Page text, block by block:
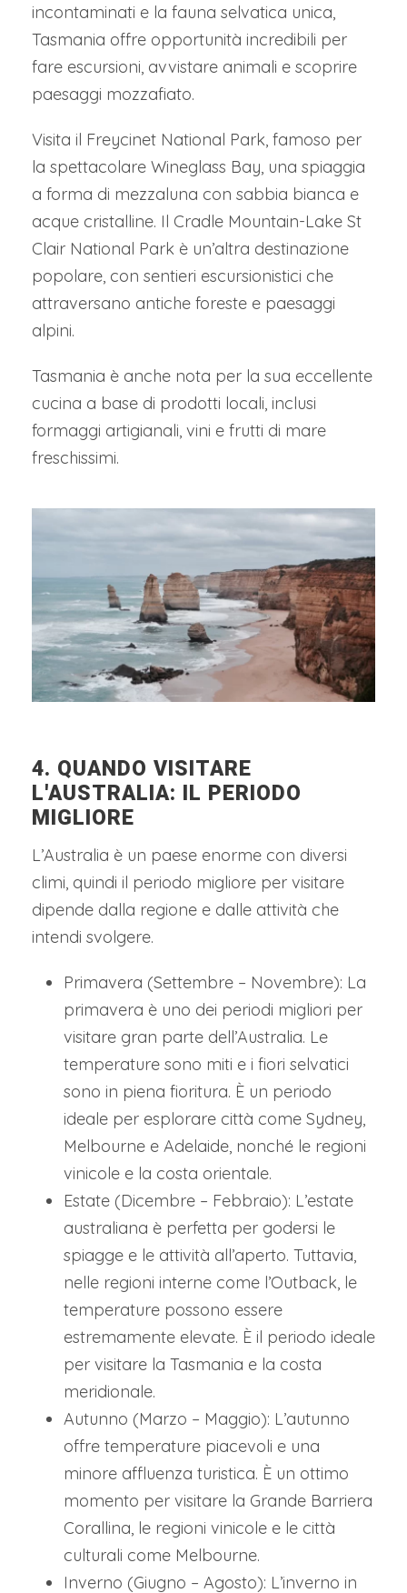
incontaminati e la fauna selvatica unica,
Tasmania offre opportunità incredibili per
fare escursioni, avvistare animali e scoprire
paesaggi mozzafiato.
Visita il Freycinet National Park, famoso per
la spettacolare Wineglass Bay, una spiaggia
a forma di mezzaluna con sabbia bianca e
acque cristalline. Il Cradle Mountain-Lake St
Clair National Park è un’altra destinazione
popolare, con sentieri escursionistici che
attraversano antiche foreste e paesaggi
alpini.
Tasmania è anche nota per la sua eccellente
cucina a base di prodotti locali, inclusi
formaggi artigianali, vini e frutti di mare
freschissimi.
4. QUANDO VISITARE
L'AUSTRALIA: IL PERIODO
MIGLIORE
L’Australia è un paese enorme con diversi
climi, quindi il periodo migliore per visitare
dipende dalla regione e dalle attività che
intendi svolgere.
Primavera (Settembre – Novembre): La
primavera è uno dei periodi migliori per
visitare gran parte dell’Australia. Le
temperature sono miti e i fiori selvatici
sono in piena fioritura. È un periodo
ideale per esplorare città come Sydney,
Melbourne e Adelaide, nonché le regioni
vinicole e la costa orientale.
Estate (Dicembre – Febbraio): L’estate
australiana è perfetta per godersi le
spiagge e le attività all’aperto. Tuttavia,
nelle regioni interne come l’Outback, le
temperature possono essere
estremamente elevate. È il periodo ideale
per visitare la Tasmania e la costa
meridionale.
Autunno (Marzo – Maggio): L’autunno
offre temperature piacevoli e una
minore affluenza turistica. È un ottimo
momento per visitare la Grande Barriera
Corallina, le regioni vinicole e le città
culturali come Melbourne.
Inverno (Giugno – Agosto): L’inverno in